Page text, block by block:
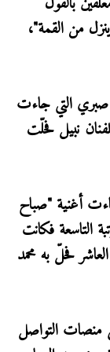
من القمة"،
صبري التي جاءت
نبيل فحلّت
جاءت أغنية "صباح
التاسعة فكانت
فحلّ به محمد
منصات التواصل